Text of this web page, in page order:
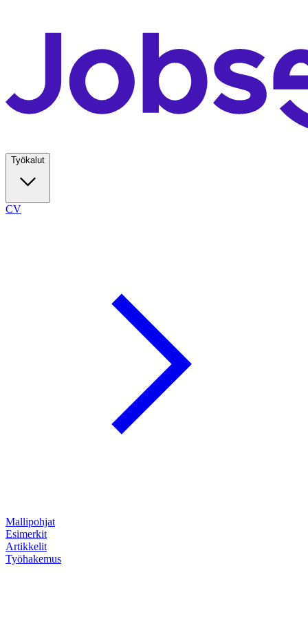
Työkalut
CV
Mallipohjat
Esimerkit
Artikkelit
Työhakemus